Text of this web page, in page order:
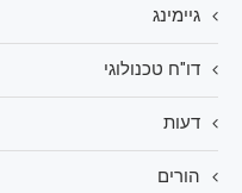
גיימינג
דו"ח טכנולוגי
דעות
הורים